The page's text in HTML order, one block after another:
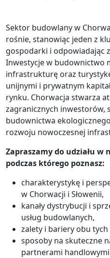
Sektor budowlany w
rośnie, stanowiąc jeden z
gospodarki i odpowiadając
Inwestycje w budownictwo
infrastrukturę oraz
unijnymi i prywatnym
rynku. Chorwacja stwarza
zagranicznych inwestorów,
budownictwa
rozwoju nowoczesnej
Zapraszamy do udziału w
podczas którego poznasz:
charakterystykę i
w Chorwacji i Słowenii,
kanały dystrybucji i
usług budowlanych,
zalety i bariery obu
sposoby na skuteczne
partnerami